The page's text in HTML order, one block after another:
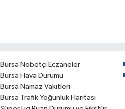
Bursa Nöbetçi Eczaneler
Bursa Hava Durumu
Bursa Namaz Vakitleri
Bursa Trafik Yoğunluk Haritası